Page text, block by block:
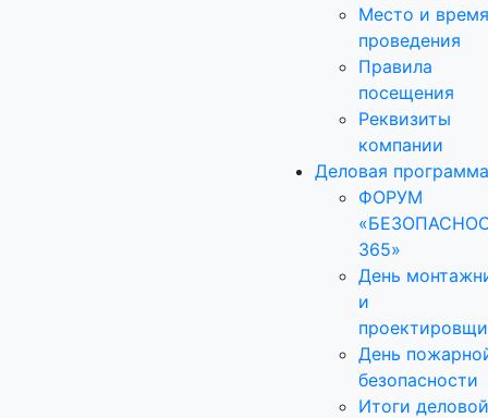
Место и время
проведения
Правила
посещения
Реквизиты
компании
Деловая программа
ФОРУМ
365»
День
и
День
безопасности
Итоги деловой